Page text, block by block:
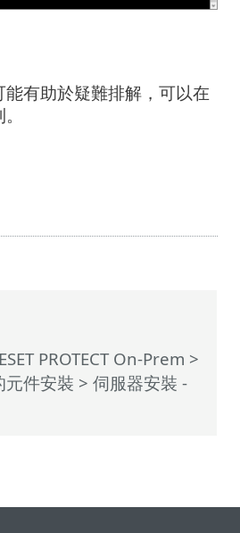
ESET PROTECT On-Prem >
件安裝 > 伺服器安裝 -
有助於疑難排解，可以在